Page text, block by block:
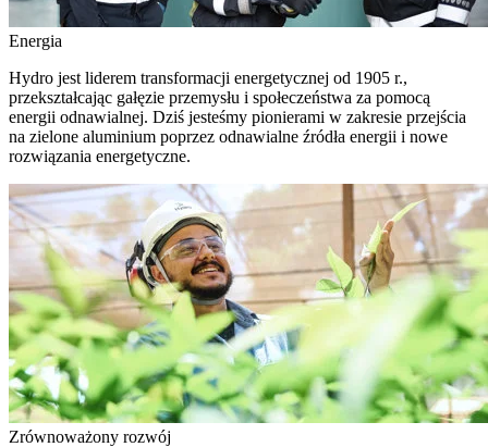
Energia
Hydro jest liderem transformacji energetycznej od 1905 r.,
przekształcając gałęzie przemysłu i społeczeństwa za pomocą
energii odnawialnej. Dziś jesteśmy pionierami w zakresie przejścia
na zielone aluminium poprzez odnawialne źródła energii i nowe
rozwiązania energetyczne.
Zrównoważony rozwój